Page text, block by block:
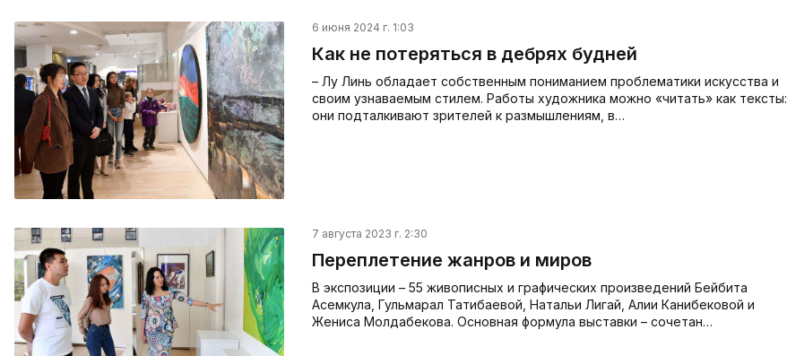
6 июня 2024 г. 1:03
Как не потеряться в дебрях будней
– Лу Линь обладает собственным пониманием проблематики искусства и
своим узнаваемым стилем. Работы художника можно «читать» как тексты:
они подталкивают зрителей к размышлениям, в…
7 августа 2023 г. 2:30
Переплетение жанров и миров
В экспозиции – 55 живописных и графических произведений Бейбита
Асемкула, Гульмарал Татибаевой, Натальи Лигай, Алии Канибековой и
Жениса Молдабекова. Основная формула выставки – сочетан…